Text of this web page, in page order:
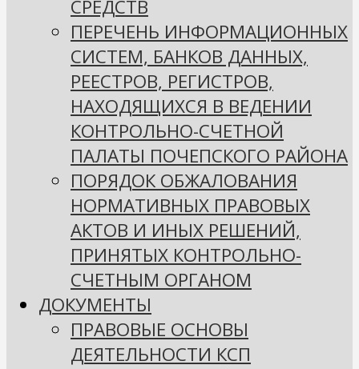
СРЕДСТВ
ПЕРЕЧЕНЬ ИНФОРМАЦИОННЫХ
СИСТЕМ, БАНКОВ ДАННЫХ,
РЕЕСТРОВ, РЕГИСТРОВ,
НАХОДЯЩИХСЯ В ВЕДЕНИИ
КОНТРОЛЬНО-СЧЕТНОЙ
ПАЛАТЫ ПОЧЕПСКОГО РАЙОНА
ПОРЯДОК ОБЖАЛОВАНИЯ
НОРМАТИВНЫХ ПРАВОВЫХ
АКТОВ И ИНЫХ РЕШЕНИЙ,
ПРИНЯТЫХ КОНТРОЛЬНО-
СЧЕТНЫМ ОРГАНОМ
ДОКУМЕНТЫ
ПРАВОВЫЕ ОСНОВЫ
ДЕЯТЕЛЬНОСТИ КСП